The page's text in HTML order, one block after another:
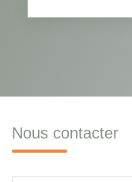
Nous contacter